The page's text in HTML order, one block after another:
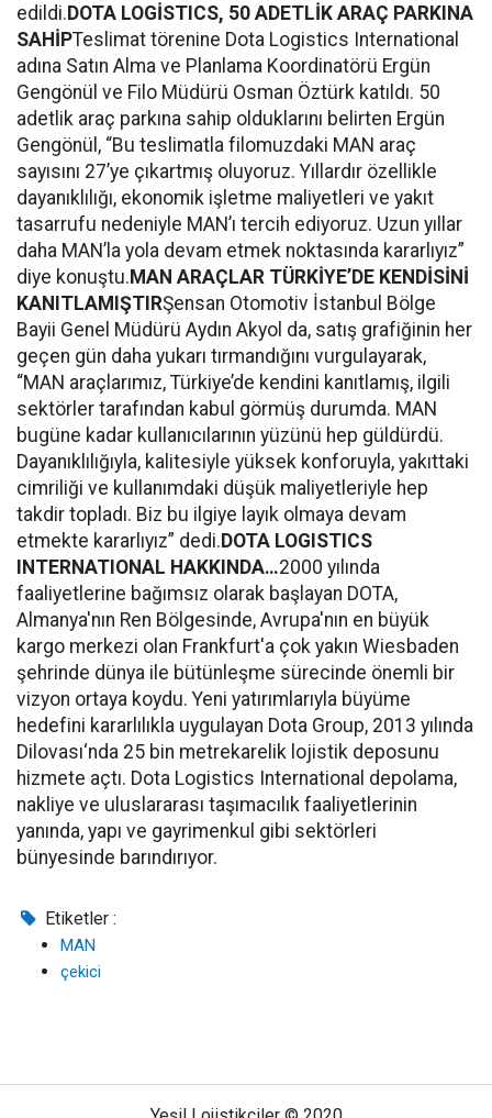
edildi. DOTA LOGİSTICS, 50 ADETLİK ARAÇ PARKINA
SAHİPTeslimat törenine Dota Logistics International
adına Satın Alma ve Planlama Koordinatörü Ergün
Gengönül ve Filo Müdürü Osman Öztürk katıldı. 50
adetlik araç parkına sahip olduklarını belirten Ergün
Gengönül, “Bu teslimatla filomuzdaki MAN araç
sayısını 27’ye çıkartmış oluyoruz. Yıllardır özellikle
dayanıklılığı, ekonomik işletme maliyetleri ve yakıt
tasarrufu nedeniyle MAN’ı tercih ediyoruz. Uzun yıllar
daha MAN’la yola devam etmek noktasında kararlıyız”
diye konuştu. MAN ARAÇLAR TÜRKİYE’DE KENDİSİNİ
KANITLAMIŞTIRŞensan Otomotiv İstanbul Bölge
Bayii Genel Müdürü Aydın Akyol da, satış grafiğinin her
geçen gün daha yukarı tırmandığını vurgulayarak,
“MAN araçlarımız, Türkiye’de kendini kanıtlamış, ilgili
sektörler tarafından kabul görmüş durumda. MAN
bugüne kadar kullanıcılarının yüzünü hep güldürdü.
Dayanıklılığıyla, kalitesiyle yüksek konforuyla, yakıttaki
cimriliği ve kullanımdaki düşük maliyetleriyle hep
takdir topladı. Biz bu ilgiye layık olmaya devam
etmekte kararlıyız” dedi. DOTA LOGISTICS
INTERNATIONAL HAKKINDA…2000 yılında
faaliyetlerine bağımsız olarak başlayan DOTA,
Almanya'nın Ren Bölgesinde, Avrupa'nın en büyük
kargo merkezi olan Frankfurt'a çok yakın Wiesbaden
şehrinde dünya ile bütünleşme sürecinde önemli bir
vizyon ortaya koydu. Yeni yatırımlarıyla büyüme
hedefini kararlılıkla uygulayan Dota Group, 2013 yılında
Dilovası‘nda 25 bin metrekarelik lojistik deposunu
hizmete açtı. Dota Logistics International depolama,
nakliye ve uluslararası taşımacılık faaliyetlerinin
yanında, yapı ve gayrimenkul gibi sektörleri
bünyesinde barındırıyor.
Etiketler :
MAN
çekici